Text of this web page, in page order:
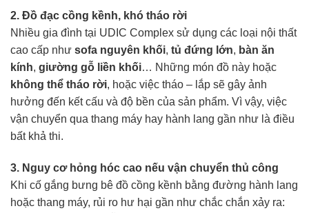
2. Đồ đạc cồng kềnh, khó tháo rời
Nhiều gia đình tại UDIC Complex sử dụng các loại nội thất
cao cấp như sofa nguyên khối, tủ đứng lớn, bàn ăn
kính, giường gỗ liền khối… Những món đồ này hoặc
không thể tháo rời, hoặc việc tháo – lắp sẽ gây ảnh
hưởng đến kết cấu và độ bền của sản phẩm. Vì vậy, việc
vận chuyển qua thang máy hay hành lang gần như là điều
bất khả thi.
3. Nguy cơ hỏng hóc cao nếu vận chuyển thủ công
Khi cố gắng bưng bê đồ cồng kềnh bằng đường hành lang
hoặc thang máy, rủi ro hư hại gần như chắc chắn xảy ra: